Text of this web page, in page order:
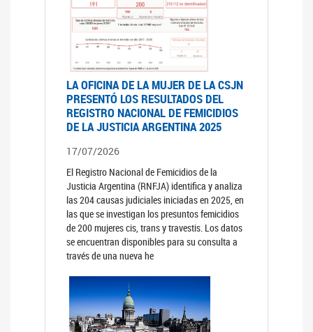
LA OFICINA DE LA MUJER DE LA CSJN
PRESENTÓ LOS RESULTADOS DEL
REGISTRO NACIONAL DE FEMICIDIOS
DE LA JUSTICIA ARGENTINA 2025
17/07/2026
El Registro Nacional de Femicidios de la
Justicia Argentina (RNFJA) identifica y analiza
las 204 causas judiciales iniciadas en 2025, en
las que se investigan los presuntos femicidios
de 200 mujeres cis, trans y travestis. Los datos
se encuentran disponibles para su consulta a
través de una nueva he